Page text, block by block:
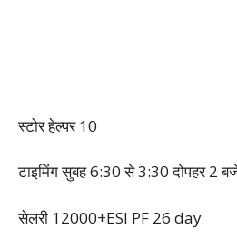
स्टोर हेल्पर 10
टाइमिंग सुबह 6:30 से 3:30 दोपहर 2
सेलरी 12000+ESI PF 26 day